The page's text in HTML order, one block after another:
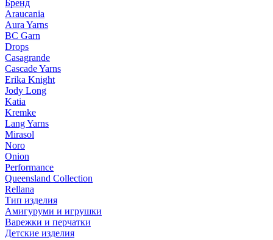
Бренд
Araucania
Aura Yarns
BC Garn
Drops
Casagrande
Cascade Yarns
Erika Knight
Jody Long
Katia
Kremke
Lang Yarns
Mirasol
Noro
Onion
Performance
Queensland Collection
Rellana
Тип изделия
Амигуруми и игрушки
Варежки и перчатки
Детские изделия